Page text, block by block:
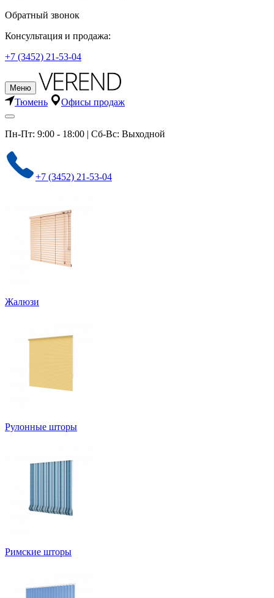
Обратный звонок
Консультация и продажа:
+7 (3452) 21-53-04
Меню
Тюмень Офисы продаж
Пн-Пт: 9:00 - 18:00 | Сб-Вс: Выходной
+7 (3452) 21-53-04
Жалюзи
Рулонные шторы
Римские шторы